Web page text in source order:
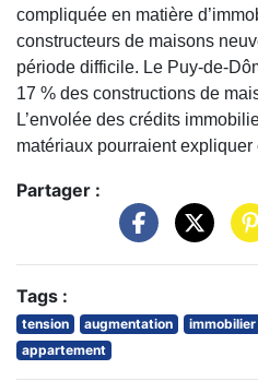
compliquée en matière
constructeurs de maisons
période difficile. Le Puy-de-
17 % des constructions de
L’envolée des crédits
matériaux pourraient expliquer
Partager :
Tags :
tension augmentation immobilier
appartement